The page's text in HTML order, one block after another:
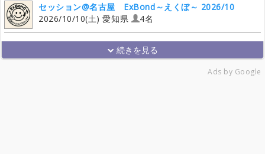
セッション@名古屋 ExBond～えくぼ～ 2026/10
2026/10/10(土) 愛知県
4名
Ads by Google